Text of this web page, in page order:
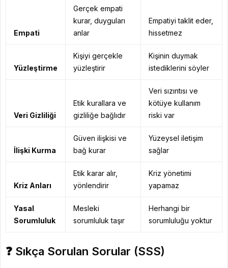
Empati
Gerçek empati
kurar, duyguları
anlar
Empatiyi taklit eder,
hissetmez
Yüzleştirme
Kişiyi gerçekle
yüzleştirir
Kişinin duymak
istediklerini söyler
Veri Gizliliği
Etik kurallara ve
gizliliğe bağlıdır
Veri sızıntısı ve
kötüye kullanım
riski var
İlişki Kurma
Güven ilişkisi ve
bağ kurar
Yüzeysel iletişim
sağlar
Kriz Anları
Etik karar alır,
yönlendirir
Kriz yönetimi
yapamaz
Yasal
Sorumluluk
Mesleki
sorumluluk taşır
Herhangi bir
sorumluluğu yoktur
❓ Sıkça Sorulan Sorular (SSS)